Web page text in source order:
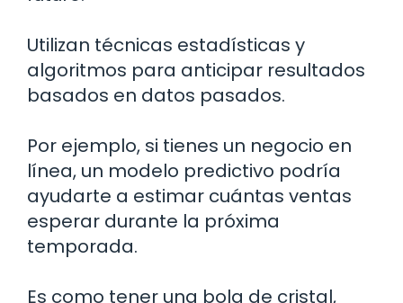
Utilizan técnicas estadísticas y
algoritmos para anticipar resultados
basados en datos pasados.
Por ejemplo, si tienes un negocio en
línea, un modelo predictivo podría
ayudarte a estimar cuántas ventas
esperar durante la próxima
temporada.
Es como tener una bola de cristal,